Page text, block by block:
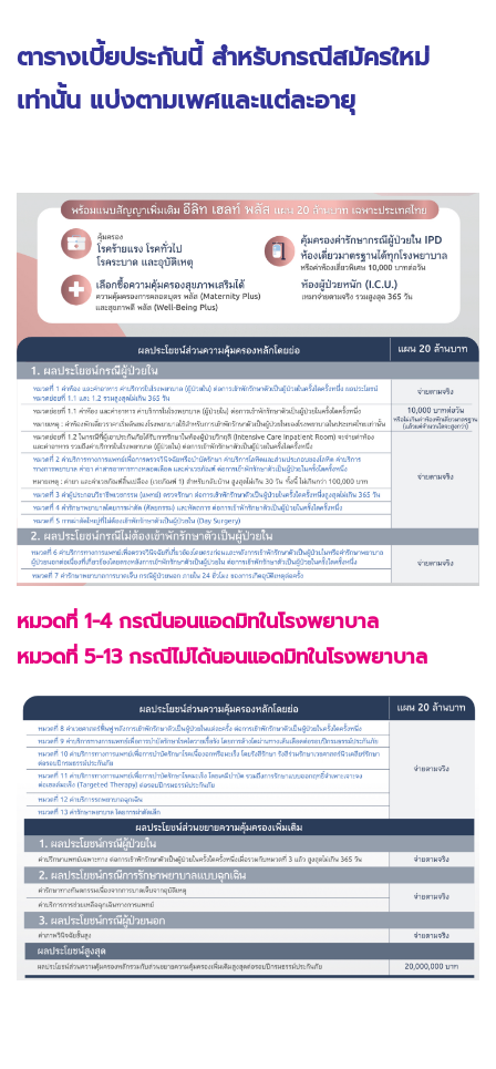
ตารางเบี้ยประกันนี้ สำหรับกรณีสมัครใหม่
เท่านั้น แบ่งตามเพศและแต่ละอายุ
หมวดที่ 1-4 กรณีนอนแอดมิทในโรงพยาบาล
หมวดที่ 5-13 กรณีไม่ได้นอนแอดมิทในโรงพยาบาล